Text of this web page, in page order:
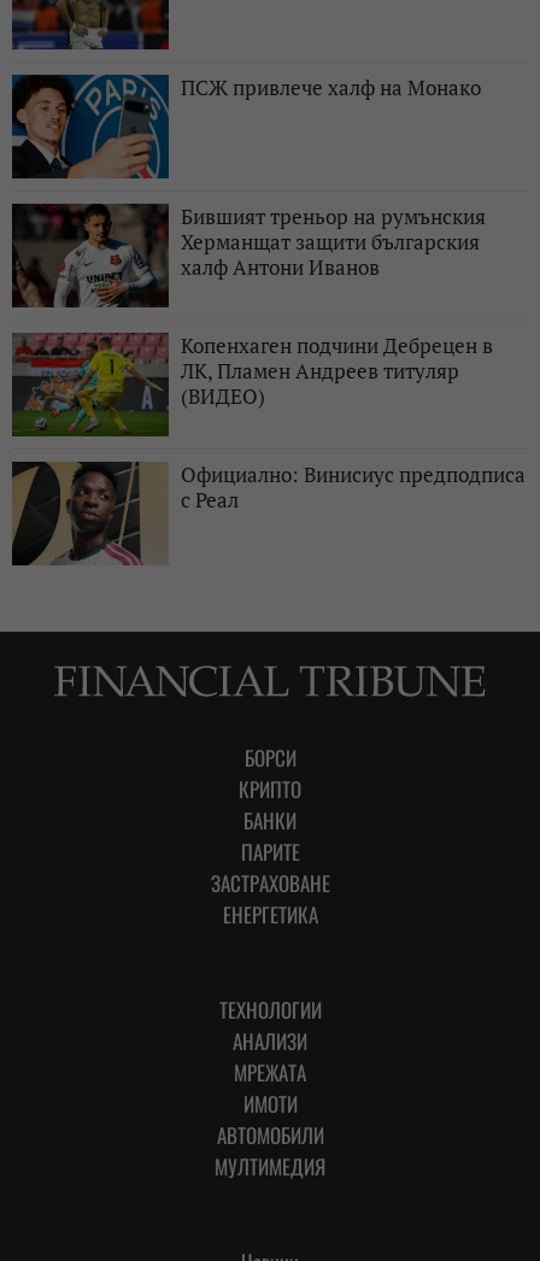
ПСЖ привлече халф на Монако
Бившият треньор на румънския
Херманщат защити българския
халф Антони Иванов
Копенхаген подчини Дебрецен в
ЛК, Пламен Андреев титуляр
(ВИДЕО)
Официално: Винисиус предподписа
с Реал
БОРСИ
КРИПТО
БАНКИ
ПАРИТЕ
ЗАСТРАХОВАНЕ
ЕНЕРГЕТИКА
ТЕХНОЛОГИИ
АНАЛИЗИ
МРЕЖАТА
ИМОТИ
АВТОМОБИЛИ
МУЛТИМЕДИЯ